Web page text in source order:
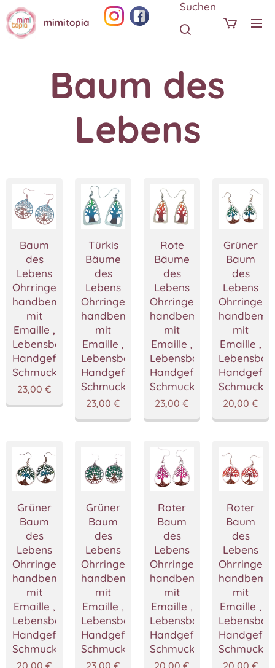
mimitopia
Suchen
Baum des
Lebens
Baum
des
Lebens
Ohrringe
handbemalted
mit
Emaille ,
Lebensbaum
Handgefertigter
Schmuck
23,00 €
Türkis
Bäume
des
Lebens
Ohrringe
handbemalted
mit
Emaille ,
Lebensbaum
Handgefertigter
Schmuck
23,00 €
Rote
Bäume
des
Lebens
Ohrringe
handbemalted
mit
Emaille ,
Lebensbaum
Handgefertigter
Schmuck
23,00 €
Grüner
Baum
des
Lebens
Ohrringe
mit
Emaille ,
Schmuck
20,00 €
Grüner
Baum
des
Lebens
Ohrringe
handbemalted
mit
Emaille ,
Lebensbaum
Handgefertigter
Schmuck
20,00 €
Grüner
Baum
des
Lebens
Ohrringe
handbemalted
mit
Emaille ,
Lebensbaum
Handgefertigter
Schmuck
23,00 €
Roter
Baum
des
Lebens
Ohrringe
handbemalted
mit
Emaille ,
Lebensbaum
Handgefertigter
Schmuck
20,00 €
Roter
Baum
des
Lebens
Ohrringe
mit
Emaille ,
Schmuck
20,00 €